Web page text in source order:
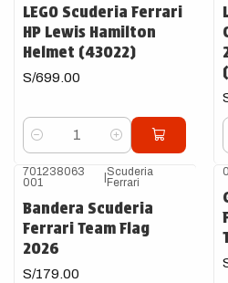
LEGO Scuderia Ferrari
HP Lewis Hamilton
Helmet (43022)
S/699.00
Cantidad
701238063
001
Scuderia
Ferrari
Bandera Scuderia
Ferrari Team Flag
2026
S/179.00